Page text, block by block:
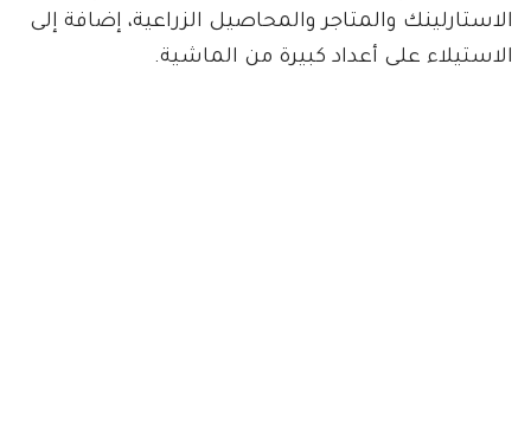
الاستارلينك والمتاجر والمحاصيل الزراعية، إضافة إلى
الاستيلاء على أعداد كبيرة من الماشية.